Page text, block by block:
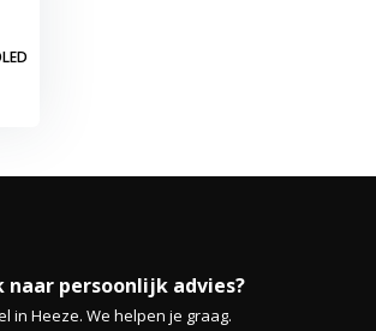
naar persoonlijk advies?
in Heeze. We helpen je graag.